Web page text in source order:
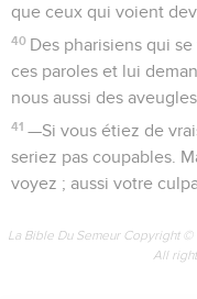
que ceux qui voient
40 Des pharisiens qui
ces paroles et lui
nous aussi des
41 —Si vous étiez de
seriez pas coupables.
voyez ; aussi votre
La Bible Du Semeur Copyright
All